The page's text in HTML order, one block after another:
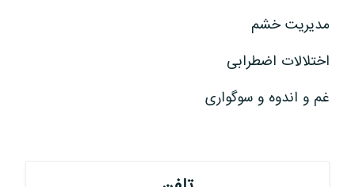
مدیریت خشم
اختلالات اضطرابی
غم و اندوه و سوگواری